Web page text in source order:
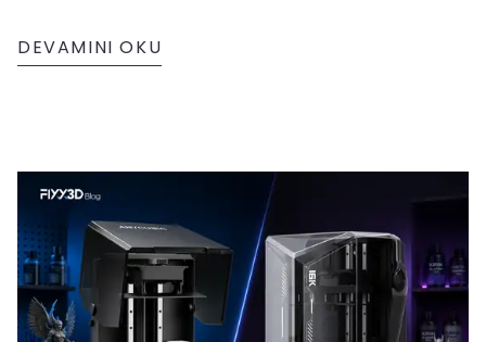
DEVAMINI OKU